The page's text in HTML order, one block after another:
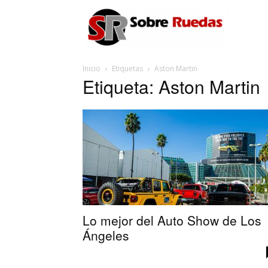
Inicio Etiquetas Aston Martin
Etiqueta: Aston Martin
Lo mejor del Auto Show de Los
Ángeles